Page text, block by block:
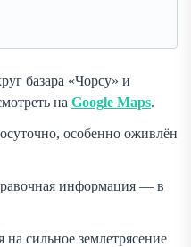
базара «Чорсу» и
на Google Maps.
особенно оживлён
информация — в
на сильное землетрясение